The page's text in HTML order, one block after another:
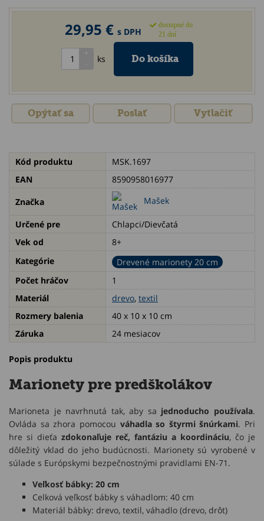
29,95 € s DPH
dostupné do
21 dní
ks
Opýtať sa Poslať Vytlačiť
Kód produktu
MSK.1697
EAN
8590958016977
Značka
Mašek
Určené pre
Chlapci/Dievčatá
Vek od
8+
Kategórie
Drevené marionety 20 cm
Počet hráčov
1
Materiál
drevo, textil
Rozmery balenia
40 x 10 x 10 cm
Záruka
24 mesiacov
Popis produktu
Marionety pre predškolákov
Marioneta je navrhnutá tak, aby sa jednoducho používala.
Ovláda sa zhora pomocou váhadla so štyrmi šnúrkami. Pri
hre si dieťa zdokonaľuje reč, fantáziu a koordináciu, čo je
dôležitý vklad do jeho budúcnosti. Marionety sú vyrobené v
súlade s Európskymi bezpečnostnými pravidlami EN-71.
Veľkosť bábky: 20 cm
Celková veľkosť bábky s váhadlom: 40 cm
Materiál bábky: drevo, textil, váhadlo (drevo, drôt)